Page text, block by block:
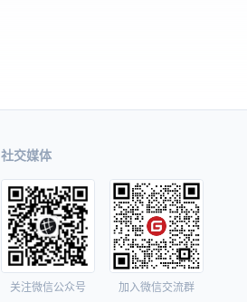
社交媒体
关注微信公众号 加入微信交流群